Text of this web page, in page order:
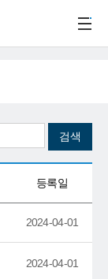
등록일
2024-04-01
2024-04-01